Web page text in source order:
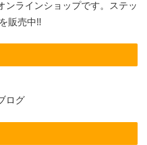
ンラインショップです。ステッ
販売中!!
ログ